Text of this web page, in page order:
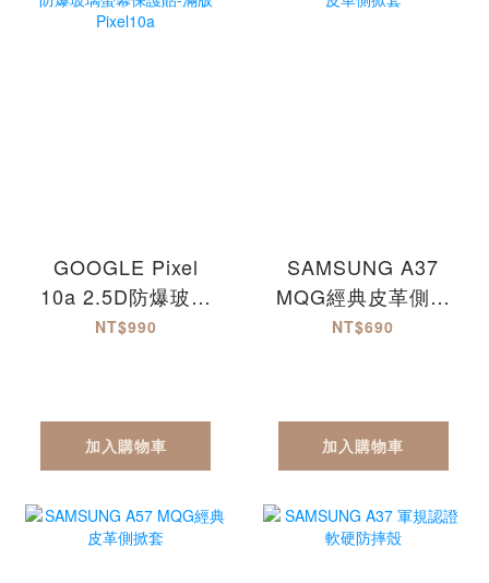
GOOGLE Pixel
10a 2.5D防爆玻璃
螢幕保護貼-滿版
NT$990
加入購物車
SAMSUNG A37
MQG經典皮革側掀
套
NT$690
加入購物車